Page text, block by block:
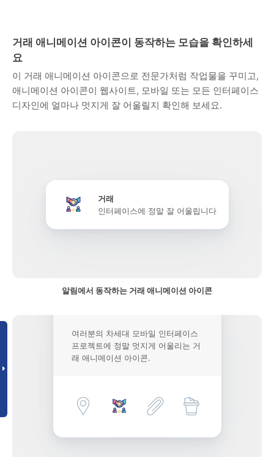
거래 애니메이션 아이콘이 동작하는 모습을 확인하세
요
이 거래 애니메이션 아이콘으로 전문가처럼 작업물을 꾸미고,
애니메이션 아이콘이 웹사이트, 모바일 또는 모든 인터페이스
디자인에 얼마나 멋지게 잘 어울릴지 확인해 보세요.
거래
인터페이스에 정말 잘 어울립니다
알림에서 동작하는 거래 애니메이션 아이콘
여러분의 차세대 모바일 인터페이스
프로젝트에 정말 멋지게 어울리는 거
래 애니메이션 아이콘.